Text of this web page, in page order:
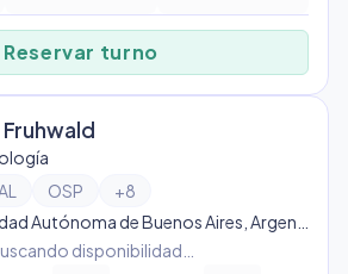
Reservar turno
OSP +8
disponibilidad…